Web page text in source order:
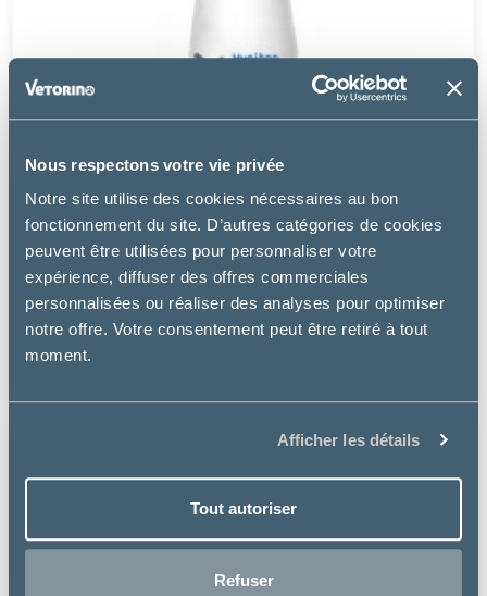
Nous respectons votre vie privée
Notre site utilise des cookies nécessaires au bon
fonctionnement du site. D’autres catégories de cookies
peuvent être utilisées pour personnaliser votre
expérience, diffuser des offres commerciales
personnalisées ou réaliser des analyses pour optimiser
notre offre. Votre consentement peut être retiré à tout
moment.
Afficher les détails
Tout autoriser
Refuser
Osalia
KERIOX NETTOYANT OCULAIRE